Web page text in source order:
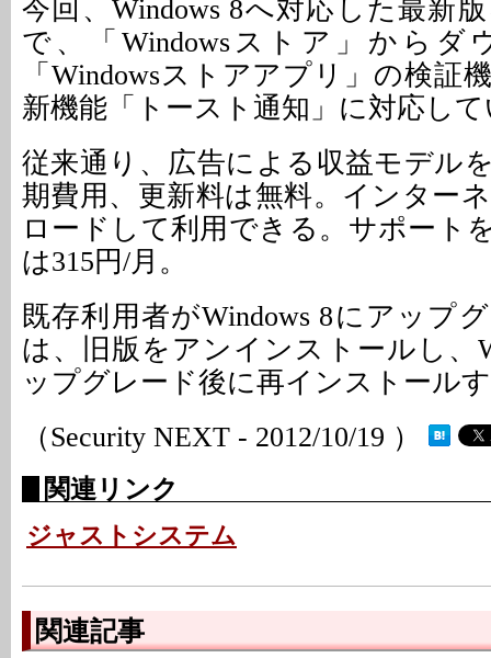
今回、Windows 8へ対応した最新
で、「Windowsストア」からダ
「Windowsストアアプリ」の検証
新機能「トースト通知」に対応し
従来通り、広告による収益モデル
期費用、更新料は無料。インター
ロードして利用できる。サポート
は315円/月。
既存利用者がWindows 8にアップ
は、旧版をアンインストールし、
ップグレード後に再インストール
（Security NEXT - 2012/10/19 ）
関連リンク
ジャストシステム
関連記事